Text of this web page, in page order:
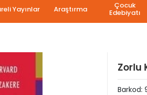
Yayınlar Araştırma Çocuk
Edebiyatı
Zorlu
Barkod: